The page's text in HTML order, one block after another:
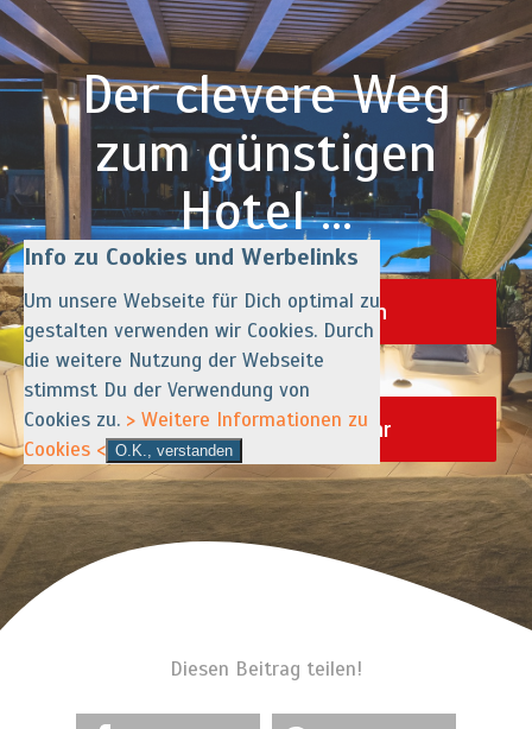
Der clevere Weg
zum günstigen
Hotel …
Hotelpreisvergleich
Hotelportale & mehr
Diesen Beitrag teilen!
Info zu Cookies und Werbelinks
Um unsere Webseite für Dich optimal zu
gestalten verwenden wir Cookies. Durch
die weitere Nutzung der Webseite
stimmst Du der Verwendung von
Cookies zu. > Weitere Informationen zu
Cookies < O.K., verstanden